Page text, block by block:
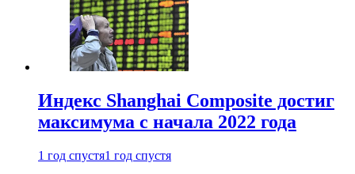
Индекс Shanghai Composite достиг
максимума с начала 2022 года
1 год спустя1 год спустя